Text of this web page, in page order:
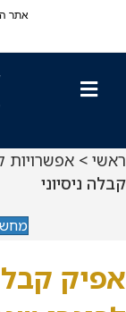
אתר
ראשי > אפשרויות
קבלה ניסיוני
אפיק